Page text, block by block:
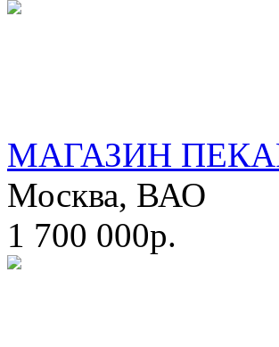
МАГАЗИН
Москва, ВАО
1 700 000р.